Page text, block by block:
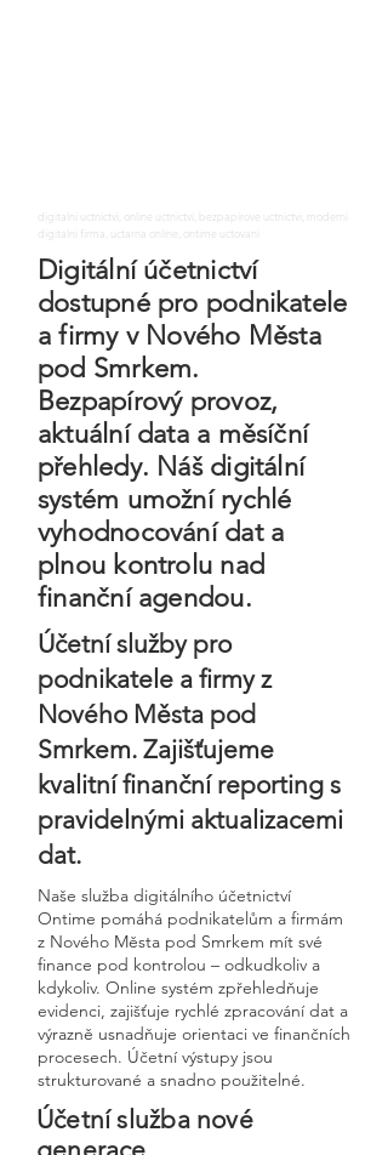
digitalni uctnictvi, online uctnictvi, bezpapirove uctnictvi, moderni
digitalni firma, uctarna online, ontime uctovani
Digitální účetnictví
dostupné pro podnikatele
a firmy v Nového Města
pod Smrkem.
Bezpapírový provoz,
aktuální data a měsíční
přehledy. Náš digitální
systém umožní rychlé
vyhodnocování dat a
plnou kontrolu nad
finanční agendou.
Účetní služby pro
podnikatele a firmy z
Nového Města pod
Smrkem. Zajišťujeme
kvalitní finanční reporting s
pravidelnými aktualizacemi
dat.
Naše služba digitálního účetnictví
Ontime pomáhá podnikatelům a firmám
z Nového Města pod Smrkem mít své
finance pod kontrolou – odkudkoliv a
kdykoliv. Online systém zpřehledňuje
evidenci, zajišťuje rychlé zpracování dat a
výrazně usnadňuje orientaci ve finančních
procesech. Účetní výstupy jsou
strukturované a snadno použitelné.
Účetní služba nové